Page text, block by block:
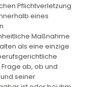
Pflichtverletzung
eines
Maßnahme
als eine einzige
ab, ob und
seiner